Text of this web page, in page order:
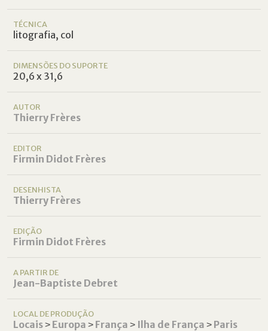
TÉCNICA
litografia, col
DIMENSÕES DO SUPORTE
20,6 x 31,6
AUTOR
Thierry Frères
EDITOR
Firmin Didot Frères
DESENHISTA
Thierry Frères
EDIÇÃO
Firmin Didot Frères
A PARTIR DE
Jean-Baptiste Debret
LOCAL DE PRODUÇÃO
Locais˃ Europa ˃ França ˃ Ilha de França ˃ Paris